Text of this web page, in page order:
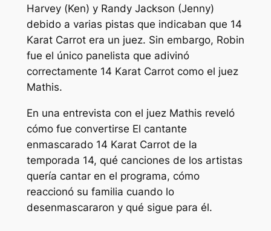
Harvey (Ken) y Randy Jackson (Jenny)
debido a varias pistas que indicaban que 14
Karat Carrot era un juez. Sin embargo, Robin
fue el único panelista que adivinó
correctamente 14 Karat Carrot como el juez
Mathis.
En una entrevista con el juez Mathis reveló
cómo fue convertirse El cantante
enmascarado 14 Karat Carrot de la
temporada 14, qué canciones de los artistas
quería cantar en el programa, cómo
reaccionó su familia cuando lo
desenmascararon y qué sigue para él.